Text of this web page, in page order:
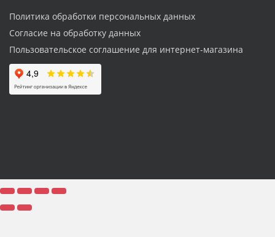
Политика обработки персональных данных
Согласие на обработку данных
Пользовательское соглашение для интернет-магазина